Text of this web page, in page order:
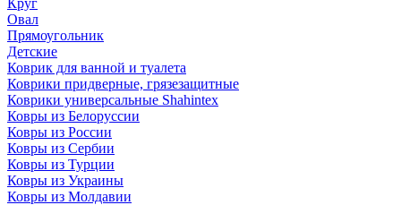
Круг
Овал
Прямоугольник
Детские
Коврик для ванной и туалета
Коврики придверные, грязезащитные
Коврики универсальные Shahintex
Ковры из Белоруссии
Ковры из России
Ковры из Сербии
Ковры из Турции
Ковры из Украины
Ковры из Молдавии